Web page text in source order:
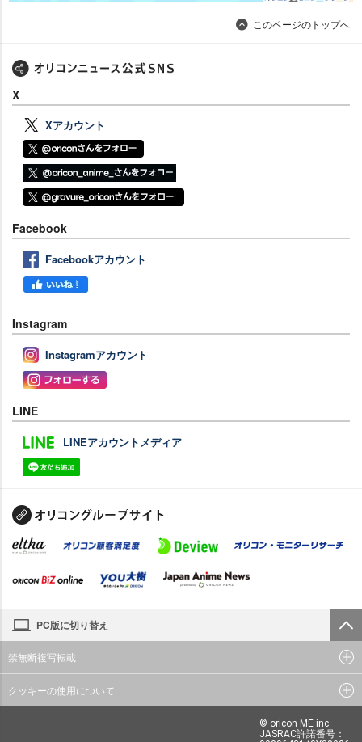
このページのトップへ
X
Xアカウント
Facebook
Facebookアカウント
Instagram
Instagramアカウント
LINE
LINEアカウントメディア
PC版に切り替え
禁無断複写転載
クッキーの使用について
© oricon ME inc.
JASRAC許諾番号：